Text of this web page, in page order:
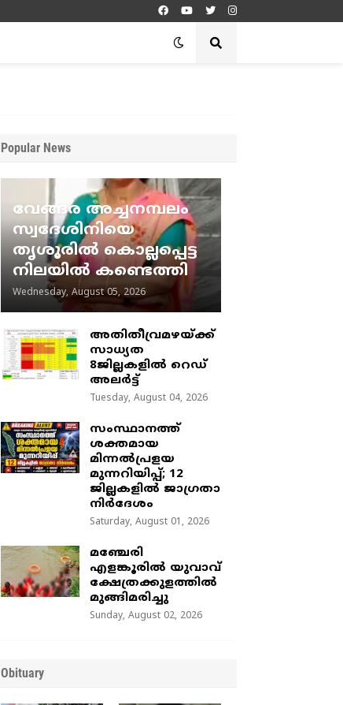
Popular News
വേങ്ങര അച്ചനമ്പലം
സ്വദേശിനിയെ
തൃശൂരിൽ കൊല്ലപ്പെട്ട
നിലയിൽ കണ്ടെത്തി
Wednesday, August 05, 2026
അതിതീവ്രമഴയ്ക്ക്
സാധ്യത
8ജില്ലകളിൽ റെഡ്
അലർട്ട്
Tuesday, August 04, 2026
സംസ്ഥാനത്ത്
ശക്തമായ
മിന്നൽപ്രളയ
മുന്നറിയിപ്പ്; 12
ജില്ലകളിൽ ജാഗ്രതാ
നിർദേശം
Saturday, August 01, 2026
മഞ്ചേരി
എളങ്കൂരിൽ യുവാവ്
ക്ഷേത്രക്കുളത്തിൽ
മുങ്ങിമരിച്ചു
Sunday, August 02, 2026
Obituary